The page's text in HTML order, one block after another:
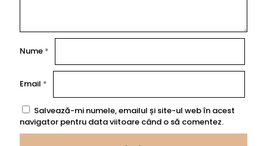
Nume *
Email *
Salvează-mi numele, emailul și site-ul web în acest
navigator pentru data viitoare când o să comentez.